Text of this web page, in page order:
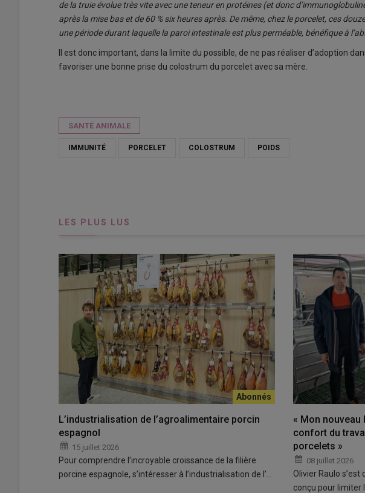
de la truie évolue très vite avec une teneur en protéines (et donc
après la mise bas et de 60 % six heures après. De même, chez le porcelet, ces
une période durant laquelle la paroi intestinale est plus perméable, bénéfique à
Il est donc important, dans la limite du possible, de ne pas réaliser d’adoption
favoriser une bonne prise du colostrum du porcelet avec sa mère.
SANTÉ ANIMALE
IMMUNITÉ PORCELET COLOSTRUM POIDS
LES PLUS LUS
L’industrialisation de l’agroalimentaire porcin
espagnol
15 juillet 2026
Pour comprendre l’incroyable croissance de la filière
porcine espagnole, s’intéresser à l’industrialisation de l’…
« Mon
confort du
porcelets »
08 juillet 2026
Olivier Raulo s’est
conçu pour limiter